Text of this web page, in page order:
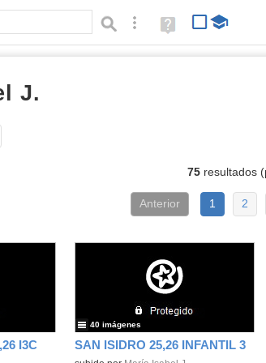
Búsqueda avanzada
Ayuda
(en
J.
75resultados
Anterior 1 2
I3C SAN ISIDRO 25,26 INFANTIL 3
40 imágenes